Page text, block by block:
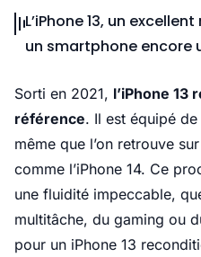
L’iPhone 13, un
un smartphone
Sorti en 2021, l’iPhone 13
référence. Il est équipé de
même que l’on retrouve
comme l’iPhone 14. Ce
une fluidité impeccable,
multitâche, du gaming ou
pour un iPhone 13